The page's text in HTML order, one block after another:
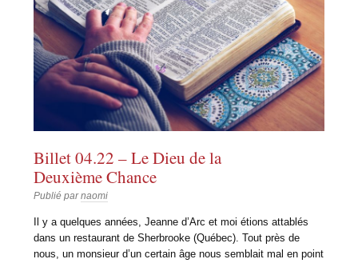
Billet 04.22 – Le Dieu de la
Deuxième Chance
Publié parnaomi
Il y a quelques années, Jeanne d’Arc et moi étions attablés
dans un restaurant de Sherbrooke (Québec). Tout près de
nous, un monsieur d’un certain âge nous semblait mal en point